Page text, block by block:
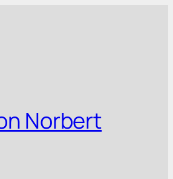
Norbert